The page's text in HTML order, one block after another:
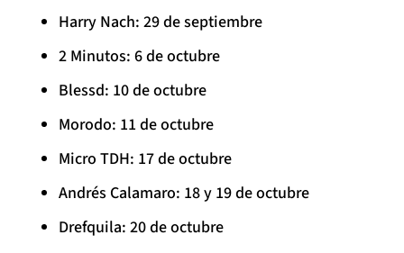
Harry Nach: 29 de septiembre
2 Minutos: 6 de octubre
Blessd: 10 de octubre
Morodo: 11 de octubre
Micro TDH: 17 de octubre
Andrés Calamaro: 18 y 19 de octubre
Drefquila: 20 de octubre